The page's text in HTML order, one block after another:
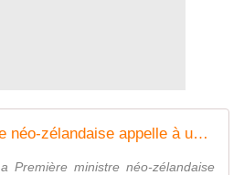
La Première ministre néo-zélandaise appelle à un système mondial de censure - Wikistrike
Première ministre néo-zélandaise